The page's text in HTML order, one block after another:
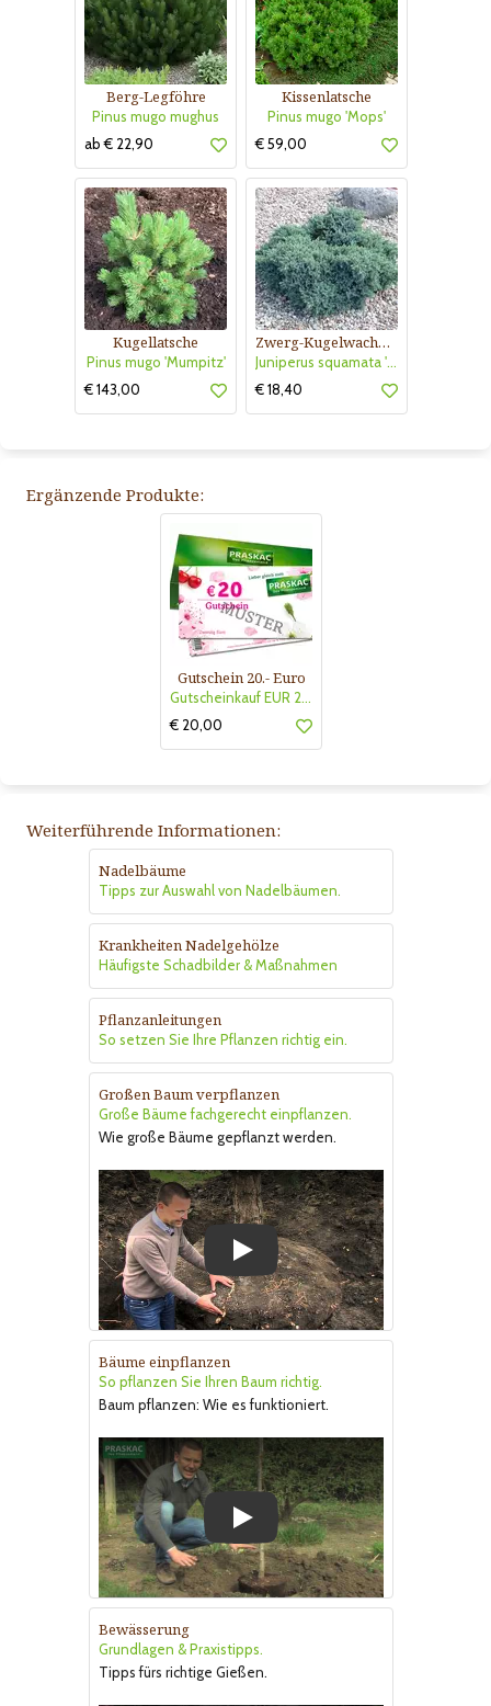
Berg-Legföhre
Pinus mugo mughus
ab € 22,90
Kissenlatsche
Pinus mugo 'Mops'
€ 59,00
Kugellatsche
Pinus mugo 'Mumpitz'
€ 143,00
Zwerg-Kugelwacholder
Juniperus squamata 'Blue Star'
€ 18,40
Ergänzende Produkte:
Gutschein 20.- Euro
Gutscheinkauf EUR 20.-
€ 20,00
Weiterführende Informationen:
Nadelbäume
Tipps zur Auswahl von Nadelbäumen.
Krankheiten Nadelgehölze
Häufigste Schadbilder & Maßnahmen
Pflanzanleitungen
So setzen Sie Ihre Pflanzen richtig ein.
Großen Baum verpflanzen
Große Bäume fachgerecht einpflanzen.
Wie große Bäume gepflanzt werden.
Bäume einpflanzen
So pflanzen Sie Ihren Baum richtig.
Baum pflanzen: Wie es funktioniert.
Bewässerung
Grundlagen & Praxistipps.
Tipps fürs richtige Gießen.